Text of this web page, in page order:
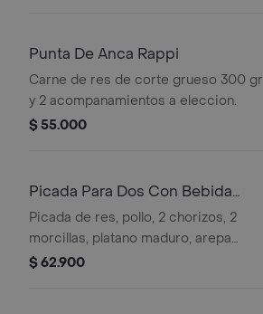
Punta De Anca Rappi
Carne de res de corte grueso 300 gr
y 2 acompanamientos a eleccion.
$ 55.000
Picada Para Dos Con Bebida
Rappi
Picada de res, pollo, 2 chorizos, 2
morcillas, platano maduro, arepa
boyacense, papas a la francesa y
$ 62.900